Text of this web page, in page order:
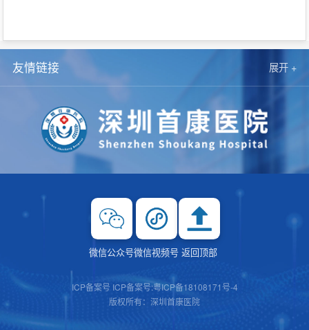
友情链接 展开 +
微信公众号微信视频号 返回顶部
ICP备案号 ICP备案号:粤ICP备18108171号-4
版权所有：深圳首康医院